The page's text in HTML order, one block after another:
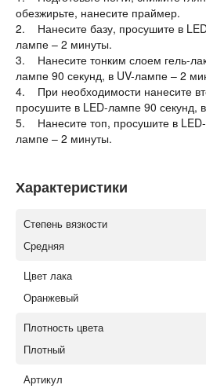
обезжирьте, нанесите праймер.
2. Нанесите базу, просушите в
лампе – 2 минуты.
3. Нанесите тонким слоем гель-
лампе 90 секунд, в UV-лампе – 2
4. При необходимости нанесите
просушите в LED-лампе 90 секунд,
5. Нанесите топ, просушите в
лампе – 2 минуты.
Характеристики
Степень вязкости
Средняя
Цвет лака
Оранжевый
Плотность цвета
Плотный
Артикул